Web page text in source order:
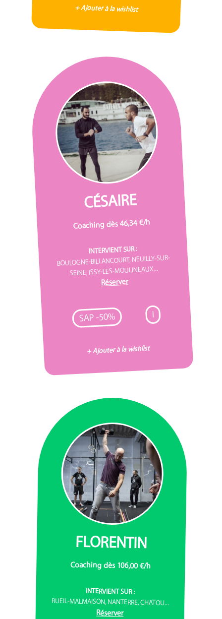
+ Ajouter à la wishlist
CÉSAIRE
Coaching dès 46,34 €/h
INTERVIENT SUR :
BOULOGNE-BILLANCOURT, NEUILLY-SUR-
SEINE, ISSY-LES-MOULINEAUX...
Réserver
SAP -50% I
+ Ajouter à la wishlist
FLORENTIN
Coaching dès 106,00 €/h
INTERVIENT SUR :
RUEIL-MALMAISON, NANTERRE, CHATOU...
Réserver